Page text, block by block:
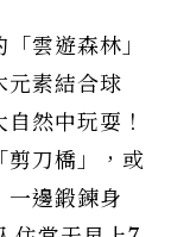
雲遊森林」
元素結合球
然中玩耍！
剪刀橋」，或
一邊鍛鍊身